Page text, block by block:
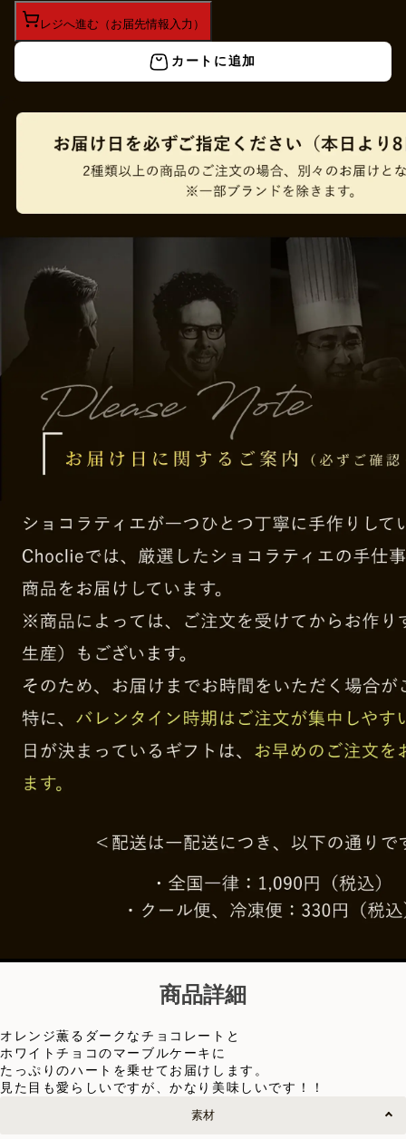
レジへ進む（お届先情報入力）
カートに追加
商品詳細
オレンジ薫るダークなチョコレートと
ホワイトチョコのマーブルケーキに
たっぷりのハートを乗せてお届けします。
見た目も愛らしいですが、かなり美味しいです！！
素材